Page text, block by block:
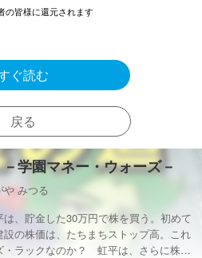
の皆様に還元されます
ぐ読む
戻る
学園マネー・ウォーズ－
や みつる
は、貯金した30万円で株を買う。初めて
設の株価は、たちまちストップ高。これ
・ラックなのか？ 虹平は、さらに株の